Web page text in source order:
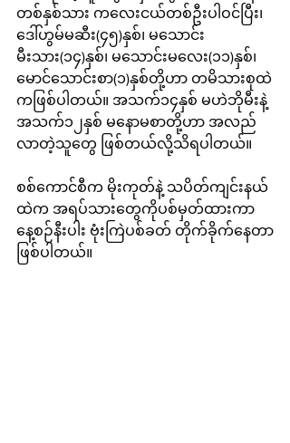
တစ်နှစ်သား ကလေးငယ်တစ်ဦးပါဝင်ပြီး၊
ဒေါ်ဟွမ်မဆီး(၄၅)နှစ်၊ မသောင်း
မီးသား(၁၄)နှစ်၊ မသောင်းမလေး(၁၁)နှစ်၊
မောင်သောင်းစာ(၁)နှစ်တို့ဟာ တမိသားစုထဲ
ကဖြစ်ပါတယ်။ အသက်၁၄နှစ် မဟဲဘိုမီးနဲ့
အသက်၁၂နှစ် မနောမစာတို့ဟာ အလည်
လာတဲ့သူတွေ ဖြစ်တယ်လို့သိရပါတယ်။
စစ်ကောင်စီက မိုးကုတ်နဲ့ သပိတ်ကျင်းနယ်
ထဲက အရပ်သားတွေကိုပစ်မှတ်ထားကာ
နေ့စဉ်နီးပါး ဗုံးကြဲပစ်ခတ် တိုက်ခိုက်နေတာ
ဖြစ်ပါတယ်။